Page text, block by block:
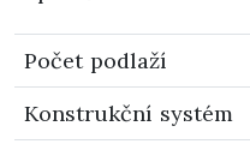
Počet podlaží
Konstrukční systém